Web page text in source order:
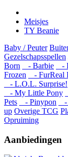
Meisjes
TY Beanie
Baby / Peuter
Gezelschapsspellen
Born
- Barbie -
Frozen
- FurReal
- L.O.L. Surprise!
- My Little Pony
Pets
- Pinypon -
up Overige TCG
Opruiming
Aanbiedingen